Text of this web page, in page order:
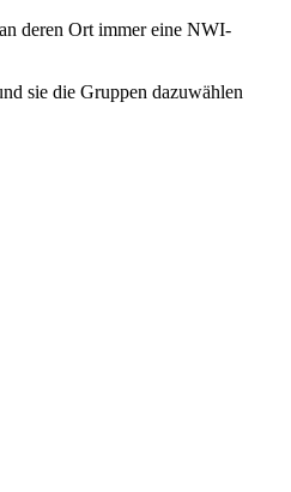
deren Ort immer eine NWI-
sie die Gruppen dazuwählen